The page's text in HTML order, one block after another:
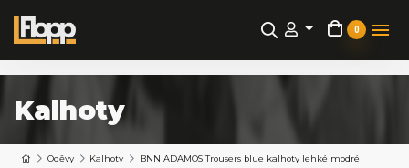
0
Kalhoty
Oděvy Kalhoty BNN ADAMOS Trousers blue kalhoty lehké modré